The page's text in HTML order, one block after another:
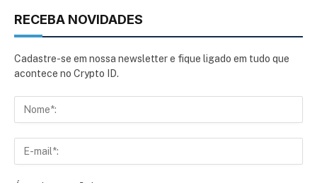
RECEBA NOVIDADES
Cadastre-se em nossa newsletter e fique ligado em tudo que
acontece no Crypto ID.